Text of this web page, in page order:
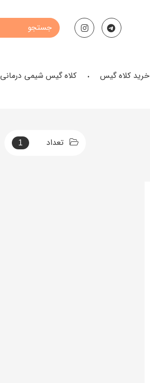
خرید کلاه گیس کلاه گیس شیمی درمانی
تعداد 1